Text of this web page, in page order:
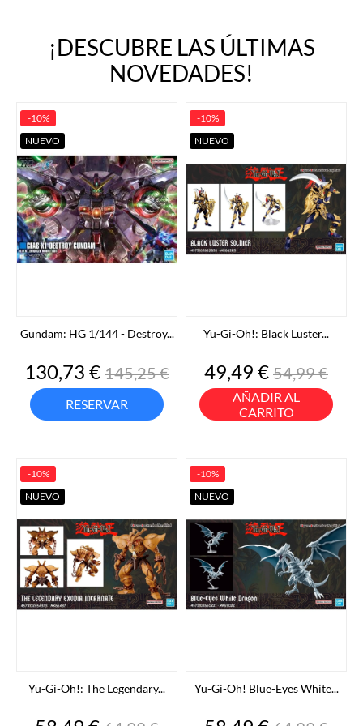
¡DESCUBRE LAS ÚLTIMAS
NOVEDADES!
Gundam: HG 1/144 - Destroy...
Precio
130,73 €Precio
base
145,25 €
RESERVAR
-10%
NUEVO
Yu-Gi-Oh!: Black Luster...
Precio
49,49 €Precio
base
54,99 €
AÑADIR AL
CARRITO
-10%
NUEVO
Yu-Gi-Oh!: The Legendary...
-10%
NUEVO
Yu-Gi-Oh! Blue-Eyes White...
-10%
NUEVO